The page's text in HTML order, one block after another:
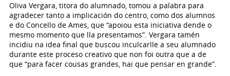
Oliva Vergara, titora do alumnado, tomou a palabra para
agradecer tanto a implicación do centro, como dos alumnos
e do Concello de Ames, que “apoiou esta iniciativa dende o
mesmo momento que lla presentamos”. Vergara tamén
incidiu na idea final que buscou inculcarlle a seu alumnado
durante este proceso creativo que non foi outra que a de
que “para facer cousas grandes, hai que pensar en grande”.